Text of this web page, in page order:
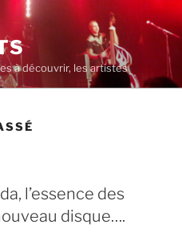
à découvrir, les artistes
l’essence des
disque….